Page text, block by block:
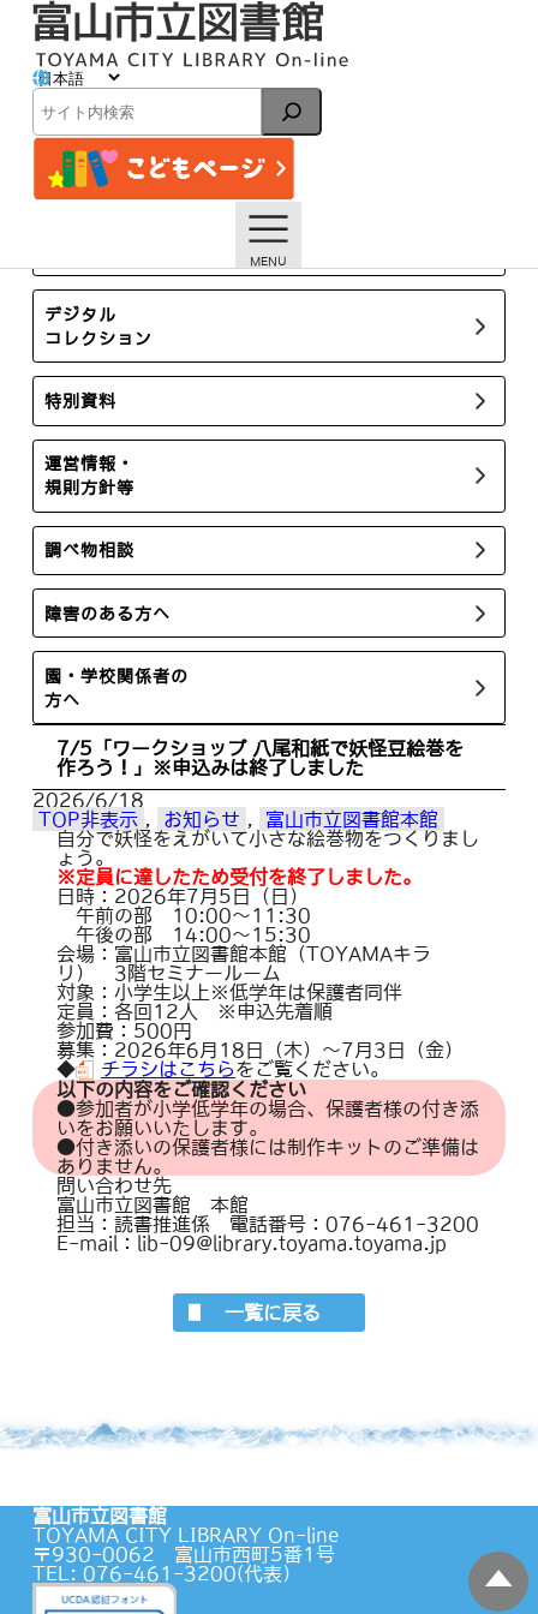
検
索
お知らせ
トップページ お知らせ一覧
TOP非表示
7/5「ワークショップ 八尾和紙で妖怪豆絵巻を作ろう！」※
申込みは終了しました
デジタル
コレクション
特別資料
運営情報・
規則方針等
調べ物相談
障害のある方へ
園・学校関係者の
方へ
7/5「ワークショップ 八尾和紙で妖怪豆絵巻を
作ろう！」※申込みは終了しました
2026/6/18
TOP非表示
お知らせ
富山市立図書館本館
自分で妖怪をえがいて小さな絵巻物をつくりまし
ょう。
※定員に達したため受付を終了しました。
日時：2026年7月5日（日）
午前の部 10:00～11:30
午後の部 14:00～15:30
会場：富山市立図書館本館（TOYAMAキラ
リ） 3階セミナールーム
対象：小学生以上※低学年は保護者同伴
定員：各回12人 ※申込先着順
参加費：500円
募集：2026年6月18日（木）～7月3日（金）
◆
チラシはこちらをご覧ください。
以下の内容をご確認ください
●参加者が小学低学年の場合、保護者様の付き添
いをお願いいたします。
●付き添いの保護者様には制作キットのご準備は
ありません。
問い合わせ先
富山市立図書館 本館
担当：読書推進係 電話番号：076-461-3200
E-mail：lib-09@library.toyama.toyama.jp
一覧に戻る
富山市立図書館
TOYAMA CITY LIBRARY On-line
〒930-0062 富山市西町5番1号
TEL: 076-461-3200(代表）